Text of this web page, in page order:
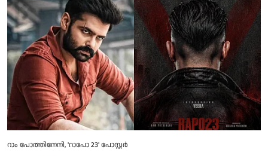
റാം പോത്തിനേനി, 'റാപോ 23' പോസ്റ്റർ